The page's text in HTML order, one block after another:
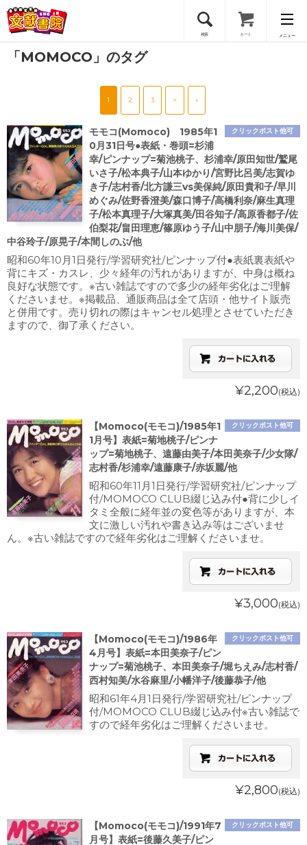
検索 カート メニュー
会員登録
「MOMOCO」のタグ
1 2 3 > »
クリックポスト他可
モモコ(Momoco) 1985年1
0月31日号●表紙・巻頭=杉浦
幸/ピンナップ=菊池桃子、杉浦幸/原田知世/鷲尾
いさ子/松本典子/山本ゆかり/宮野比呂美/志賀ゆ
き子/志村香/北方謙三vs美保純/原田貴和子/早川
めぐみ/佐野香澄美/森口博子/高橋利奈/麻生真理
子/松本真理子/大塚真美/田谷知子/高原香都子/佐
伯梨花/畠田理恵/篠原ゆう子/山中朋子/海川美保/
中谷玲子/原晃子/本間しのぶ/他
昭和60年10月1日発行/学習研究社/ピンナップ付●表紙裏表紙や
背にキズ・カスレ、少々経年の汚れがありますが、中身は概ね
良好な状態です。※古い雑誌ですので多少の経年劣化はご理解
くださいませ。※掲載品、通販商品は全て店頭・他サイト販売
と併用です。売り切れの際はキャンセル処理とさせていただき
ますので、御了承ください。
¥2,200(税込)
クリックポスト他可
【Momoco(モモコ)/1985年1
1月号】表紙=菊地桃子/ピンナ
ップ=菊地桃子、遠藤由美子/本田美奈子/少女隊/
志村香/杉浦幸/遠藤康子/赤坂麗/他
昭和60年11月1日発行/学習研究社/ピンナップ
付/MOMOCO CLUB綴じ込み付●背に少しイ
タミ全般に経年並の変色等がありますが、本
文に激しい汚れや書き込み等はございませ
ん。※古い雑誌ですので経年劣化はご理解くださいませ。
¥3,000(税込)
クリックポスト他可
【Momoco(モモコ)/1986年
4月号】表紙=本田美奈子/ピン
ナップ=菊池桃子、本田美奈子/堀ちえみ/志村香/
西村知美/水谷麻里/小幡洋子/後藤恭子/他
昭和61年4月1日発行/学習研究社/ピンナップ
付/MOMOCO CLUB綴じ込み付※古い雑誌で
すので経年劣化はご理解くださいませ。
¥2,800(税込)
クリックポスト他可
【Momoco(モモコ)/1991年7
月号】表紙=後藤久美子/ピン